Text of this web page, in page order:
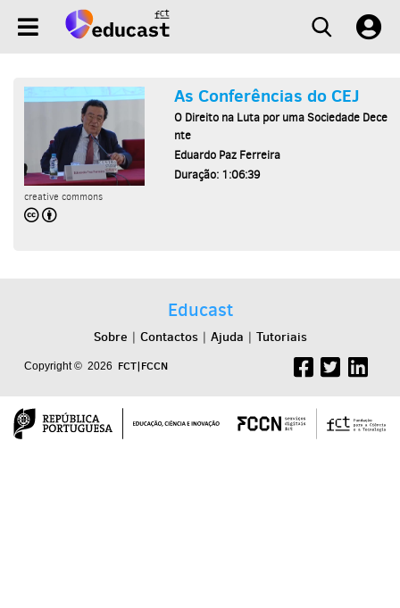
creative commons
As Conferências do CEJ
O Direito na Luta por uma Sociedade Dece
nte
Eduardo Paz Ferreira
Duração: 1:06:39
Educast
Sobre | Contactos| Ajuda | Tutoriais
Copyright © 2026 FCT|FCCN